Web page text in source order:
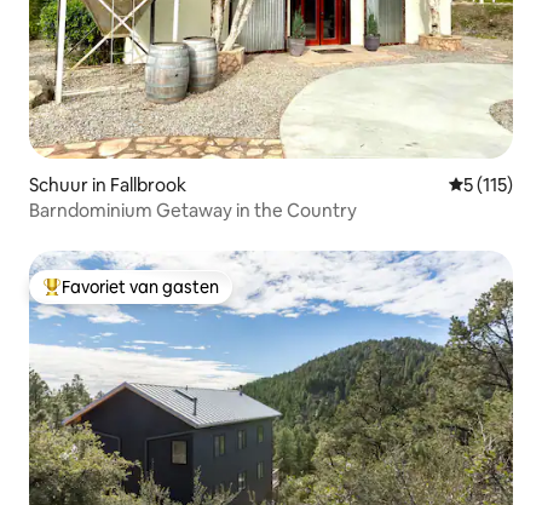
Schuur in Fallbrook
5 (115)
Barndominium Getaway in the Country
Topfavoriet van gasten
Favoriet van gasten